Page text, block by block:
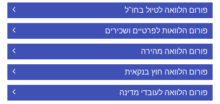
פורום הלוואה לטיול בחו"ל
פורום הלוואות לפרטיים ושכירים
פורום הלוואה מהירה
פורום הלוואה חוץ בנקאית
פורום הלוואה לעובדי מדינה